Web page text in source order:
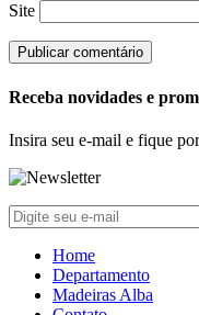
Site
Receba novidades e
Insira seu e-mail e fique
Home
Departamento
Madeiras Alba